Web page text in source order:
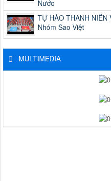
Nước
TỰ HÀO THANH NIÊN
Nhóm Sao Việt
MULTIMEDIA